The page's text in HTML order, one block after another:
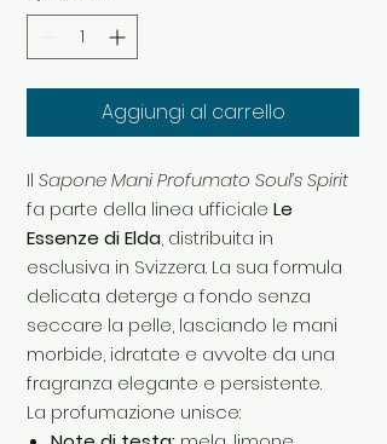
Aggiungi al carrello
Il Sapone Mani Profumato Soul’s Spirit
fa parte della linea ufficiale Le
Essenze di Elda, distribuita in
esclusiva in Svizzera. La sua formula
delicata deterge a fondo senza
seccare la pelle, lasciando le mani
morbide, idratate e avvolte da una
fragranza elegante e persistente.
La profumazione unisce: